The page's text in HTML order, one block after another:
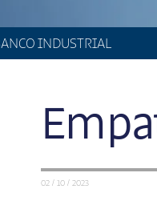
INDUSTRIAL
02 / 10 / 2023